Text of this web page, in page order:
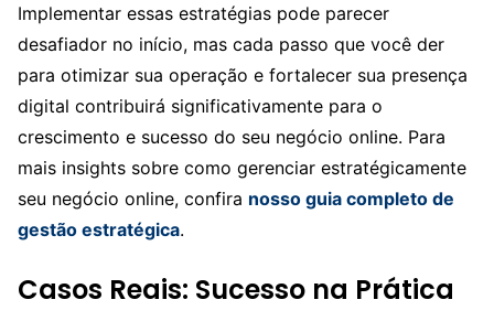
Implementar essas estratégias pode parecer
desafiador no início, mas cada passo que você der
para otimizar sua operação e fortalecer sua presença
digital contribuirá significativamente para o
crescimento e sucesso do seu negócio online. Para
mais insights sobre como gerenciar estratégicamente
seu negócio online, confira nosso guia completo de
gestão estratégica.
Casos Reais: Sucesso na Prática